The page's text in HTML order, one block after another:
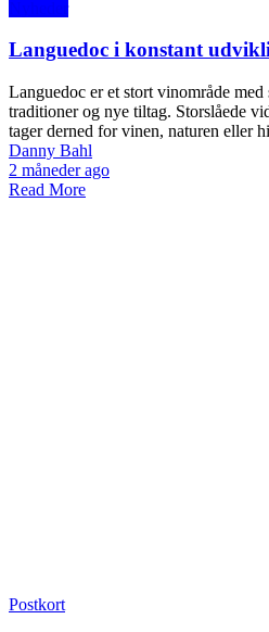
Languedoc i konstant
Languedoc er et stort vinområde
traditioner og nye tiltag. Storslåede
tager derned for vinen, naturen eller
Danny Bahl
2 måneder ago
Read More
Postkort